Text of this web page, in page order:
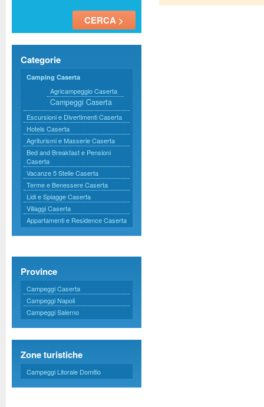
Categorie
Camping Caserta
Agricampeggio Caserta
Campeggi Caserta
Escursioni e Divertimenti Caserta
Hotels Caserta
Agriturismi e Masserie Caserta
Bed and Breakfast e Pensioni
Caserta
Vacanze 5 Stelle Caserta
Terme e Benessere Caserta
Lidi e Spiagge Caserta
Villaggi Caserta
Appartamenti e Residence Caserta
Province
Campeggi Caserta
Campeggi Napoli
Campeggi Salerno
Zone turistiche
Campeggi Litorale Domitio